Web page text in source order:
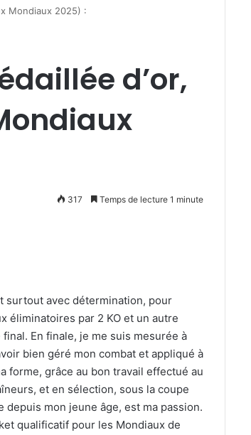
Mondiaux 2025) :
d’or,
317 Temps de lecture 1 minute
surtout avec détermination, pour
éliminatoires par 2 KO et un autre
En finale, je me suis mesurée à
bien géré mon combat et appliqué à
forme, grâce au bon travail effectué au
et en sélection, sous la coupe
mon jeune âge, est ma passion.
qualificatif pour les Mondiaux de